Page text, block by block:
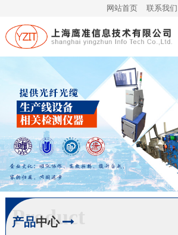
网站首页 联系我们
Product
产品中心